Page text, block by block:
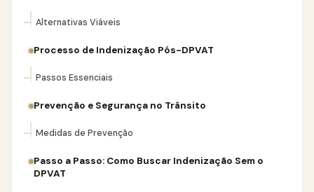
Alternativas Viáveis
Processo de Indenização Pós-DPVAT
Passos Essenciais
Prevenção e Segurança no Trânsito
Medidas de Prevenção
Passo a Passo: Como Buscar Indenização Sem o
DPVAT